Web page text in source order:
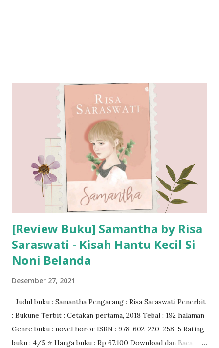
[Review Buku] Samantha by Risa
Saraswati - Kisah Hantu Kecil Si
Noni Belanda
Desember 27, 2021
Judul buku : Samantha Pengarang : Risa Saraswati Penerbit
: Bukune Terbit : Cetakan pertama, 2018 Tebal : 192 halaman
Genre buku : novel horor ISBN : 978-602-220-258-5 Rating
buku : 4/5 ⭐ Harga buku : Rp 67.100 Download dan Baca